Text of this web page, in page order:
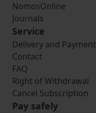
NomosOnline
Journals
Service
Delivery and Payment
Contact
FAQ
Right of Withdrawal
Cancel Subscription
Pay safely